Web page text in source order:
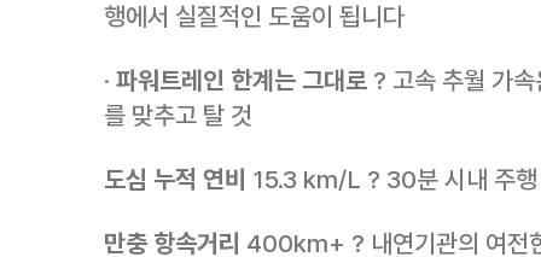
행에서 실질적인 도움이 됩니다
· 파워트레인 한계는 그대로 ? 고속 추월 가
를 맞추고 탈 것
도심 누적 연비 15.3 km/L ? 30분 시내 주행
만충 항속거리 400km+ ? 내연기관의 여전